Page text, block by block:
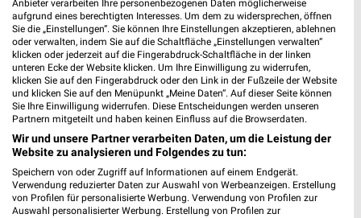
57,6 km
Küchen Preishits!
Gültig bis Fr. 21.08.
57,6 km
Gartenmöbel-Abverkauf
Gültig bis Fr. 28.08.
XXXLutz XXXLutz
Anbieter verarbeiten Ihre personenbezogenen Daten möglicherweise
aufgrund eines berechtigten Interesses. Um dem zu widersprechen, öffnen
Sie die „Einstellungen“. Sie können Ihre Einstellungen akzeptieren, ablehnen
oder verwalten, indem Sie auf die Schaltfläche „Einstellungen verwalten“
klicken oder jederzeit auf die Fingerabdruck-Schaltfläche in der linken
unteren Ecke der Website klicken. Um Ihre Einwilligung zu widerrufen,
klicken Sie auf den Fingerabdruck oder den Link in der Fußzeile der Website
und klicken Sie auf den Menüpunkt „Meine Daten“. Auf dieser Seite können
Sie Ihre Einwilligung widerrufen. Diese Entscheidungen werden unseren
Partnern mitgeteilt und haben keinen Einfluss auf die Browserdaten.
Wir und unsere Partner verarbeiten Daten, um die Leistung der
Website zu analysieren und Folgendes zu tun:
Speichern von oder Zugriff auf Informationen auf einem Endgerät.
Verwendung reduzierter Daten zur Auswahl von Werbeanzeigen. Erstellung
von Profilen für personalisierte Werbung. Verwendung von Profilen zur
Auswahl personalisierter Werbung. Erstellung von Profilen zur